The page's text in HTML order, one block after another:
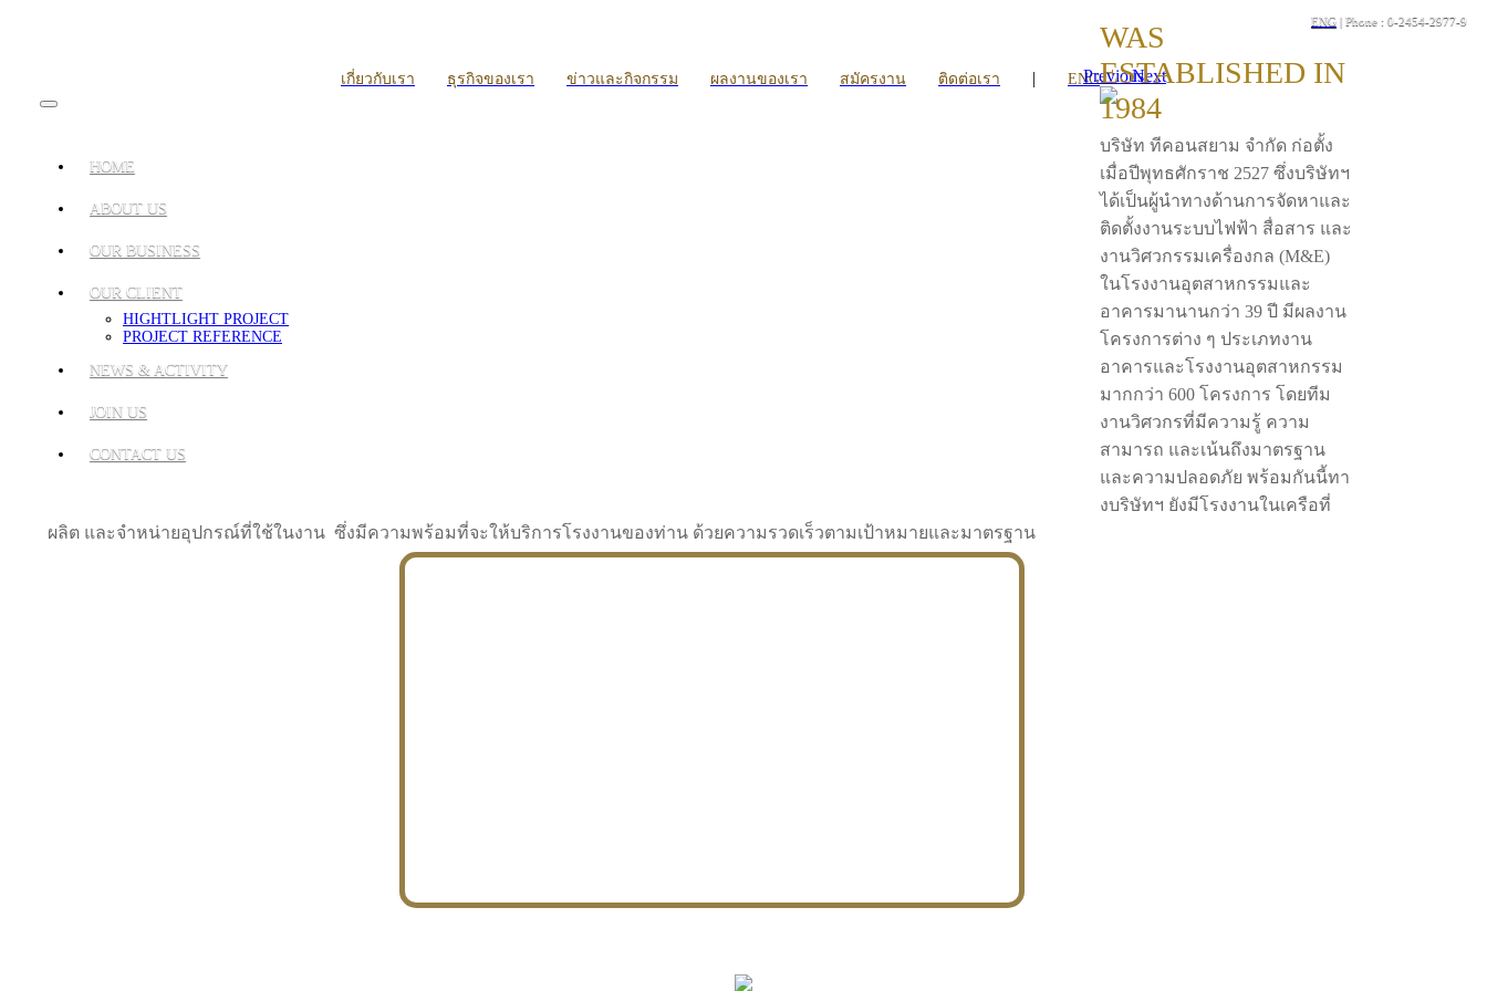
ENG | Phone : 0-2454-2977-9
เกี่ยวกับเรา ธุรกิจของเรา ข่าวและกิจกรรม ผลงานของเรา สมัครงาน ติดต่อเรา | ENG
HOME
ABOUT US
OUR BUSINESS
OUR CLIENT
HIGHTLIGHT PROJECT
PROJECT REFERENCE
NEWS & ACTIVITY
JOIN US
CONTACT US
PreviousNext
WAS
ESTABLISHED IN
1984
บริษัท ทีคอนสยาม จำกัด ก่อตั้ง
เมื่อปีพุทธศักราช 2527 ซึ่งบริษัทฯ
ได้เป็นผู้นำทางด้านการจัดหาและ
ติดตั้งงานระบบไฟฟ้า สื่อสาร และ
งานวิศวกรรมเครื่องกล (M&E)
ในโรงงานอุตสาหกรรมและ
อาคารมานานกว่า 39 ปี มีผลงาน
โครงการต่าง ๆ ประเภทงาน
อาคารและโรงงานอุตสาหกรรม
มากกว่า 600 โครงการ โดยทีม
งานวิศวกรที่มีความรู้ ความ
สามารถ และเน้นถึงมาตรฐาน
และความปลอดภัย พร้อมกันนี้ทา
งบริษัทฯ ยังมีโรงงานในเครือที่
ผลิต และจำหน่ายอุปกรณ์ที่ใช้ในงาน ซึ่งมีความพร้อมที่จะให้บริการโรงงานของท่าน ด้วยความรวดเร็วตามเป้าหมายและมาตรฐาน